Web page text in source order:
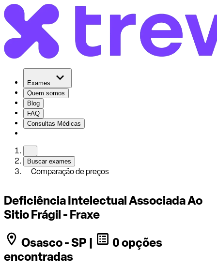
Exames
Quem somos
Blog
FAQ
Consultas Médicas
Buscar exames
Comparação de preços
Deficiência Intelectual Associada Ao
Sitio Frágil - Fraxe
Osasco - SP |
0 opções
encontradas